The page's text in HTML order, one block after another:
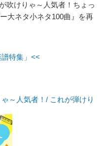
吹けりゃ～人気者！ちょっ
大ネタ小ネタ100曲』を再
特集」<<
～人気者！/ これが弾けり